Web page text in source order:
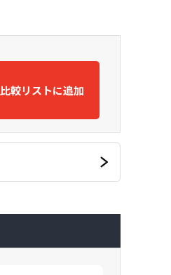
比較リストに追加